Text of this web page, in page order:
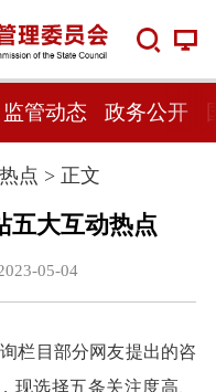
监管动态 政务公开
点 > 正文
五大互动热点
05-04
栏目部分网友提出的咨
现选择五条关注度高、